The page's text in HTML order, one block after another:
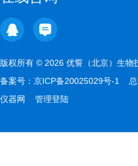
版权所有 © 2026 优誓（北京）生
备案号： 京ICP备20025029号-1 总
仪器网
管理登陆